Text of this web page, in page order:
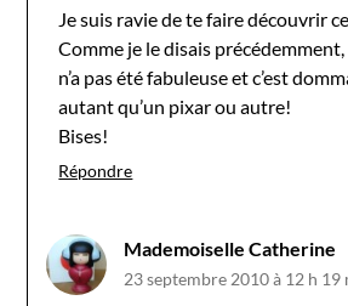
Je suis ravie de te faire découvrir
Comme je le disais
n’a pas été fabuleuse et c’est
autant qu’un pixar ou autre!
Bises!
Répondre
Mademoiselle Catherine
23 septembre 2010 à 12 h 19